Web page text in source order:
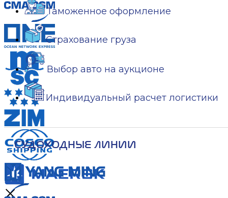
Таможенное оформление
Страхование груза
Выбор авто на аукционе
Индивидуальный расчет логистики
СУДОХОДНЫЕ ЛИНИИ